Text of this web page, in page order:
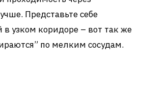
Представьте себе
узком коридоре – вот так же
по мелким сосудам.